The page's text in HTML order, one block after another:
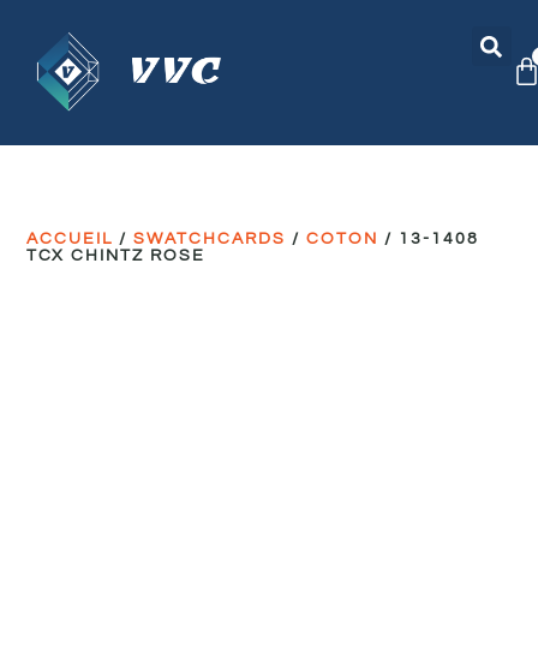
ACCUEIL /SWATCHCARDS /COTON / 13-1408
TCX CHINTZ ROSE